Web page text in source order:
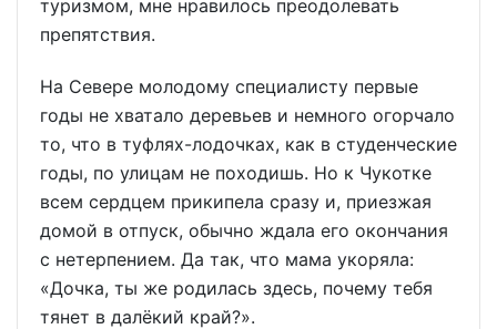
туризмом, мне нравилось преодолевать
препятствия.
На Севере молодому специалисту первые
годы не хватало деревьев и немного огорчало
то, что в туфлях-лодочках, как в студенческие
годы, по улицам не походишь. Но к Чукотке
всем сердцем прикипела сразу и, приезжая
домой в отпуск, обычно ждала его окончания
с нетерпением. Да так, что мама укоряла:
«Дочка, ты же родилась здесь, почему тебя
тянет в далёкий край?».